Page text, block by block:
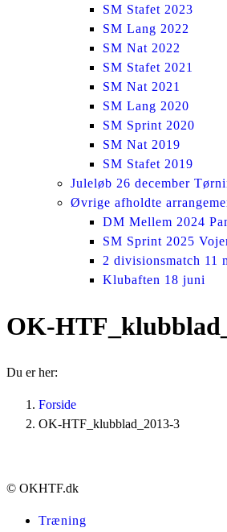
SM Stafet 2023
SM Lang 2022
SM Nat 2022
SM Stafet 2021
SM Nat 2021
SM Lang 2020
SM Sprint 2020
SM Nat 2019
SM Stafet 2019
Juleløb 26 december
Øvrige afholdte
DM Mellem 2024
SM Sprint 2025
2 divisionsmatch 11
Klubaften 18 juni
OK-
Du er her:
Forside
OK-HTF_klubblad_2013-3
© OKHTF.dk
Træning